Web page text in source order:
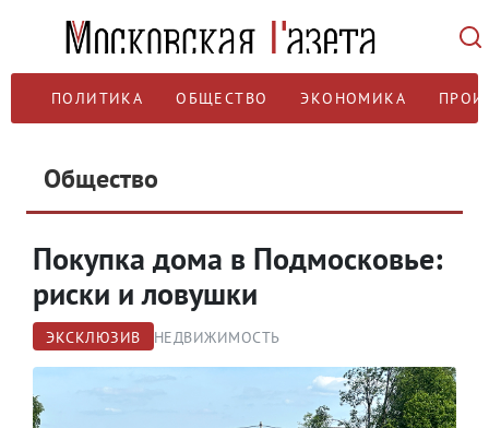
ПОЛИТИКА ОБЩЕСТВО ЭКОНОМИКА
Общество
Покупка дома в Подмосковье:
риски и ловушки
ЭКСКЛЮЗИВ НЕДВИЖИМОСТЬ